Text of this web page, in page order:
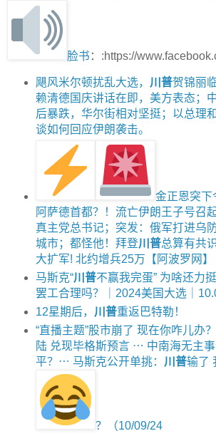
脸书 ：:https://
飓风米尔顿扰乱大选， 川普贺锦丽
赖清德国庆讲话在即，美方表态；
后暴跌，华尔街相对坚挺；以总理
谈如何回应伊朗袭击。
金正恩突
阿萨德首都？！流亡伊朗王子号召
真主党总书记；突发：俄军打进乌
城市；都怪他！拜登川普总算有共
大扩军! 北约增兵25万【阿波罗网】
马斯克“川普不赢我完蛋” 为啥还力
罢工合理吗？｜2024美国大选｜
12星期后， 川普重返巴特勒！
“直播主题”股市崩了 现在你咋儿办
陆 兑现毕格斯预言 ⋯ 中南海无主
平？⋯ 马斯克公开单挑： 川普输了
？（10/09/24